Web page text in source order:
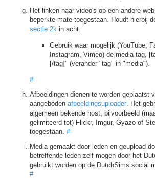
Het linken naar video's op een andere
beperkte mate toegestaan. Houdt hierbij
sectie 2k in acht.
Gebruik waar mogelijk (YouTube,
Instagram, Vimeo) de media tag,
[/tag]" (verander "tag" in "media").
#
Afbeeldingen dienen te worden geplaatst
aangeboden afbeeldingsuploader. Het
algemeen bekende host, bijvoorbeeld
gelimiteerd tot) Flickr, Imgur, Gyazo of
toegestaan. #
Media gemaakt door leden en geupload
betreffende leden zelf mogen door het
gebruikt worden op de DutchSims social
#